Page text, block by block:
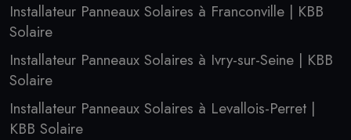
Installateur Panneaux Solaires à Franconville | KBB
Solaire
Installateur Panneaux Solaires à Ivry-sur-Seine | KBB
Solaire
Installateur Panneaux Solaires à Levallois-Perret |
KBB Solaire